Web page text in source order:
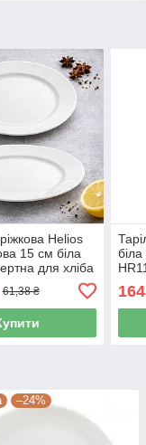
Helios
15 см біла
для хліба
61,38 ₴
–24%